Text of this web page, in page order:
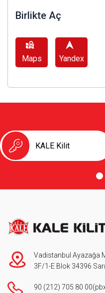
Birlikte Aç
Maps Yandex
KALE Kilit
Vadistanbul Ayazağa
3F/1-E Blok 34396
90 (212) 705 80 00